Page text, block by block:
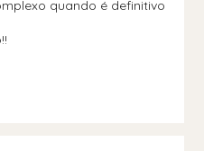
quando é definitivo